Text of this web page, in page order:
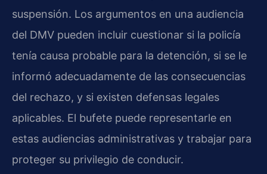
suspensión. Los argumentos en una audiencia
del DMV pueden incluir cuestionar si la policía
tenía causa probable para la detención, si se le
informó adecuadamente de las consecuencias
del rechazo, y si existen defensas legales
aplicables. El bufete puede representarle en
estas audiencias administrativas y trabajar para
proteger su privilegio de conducir.